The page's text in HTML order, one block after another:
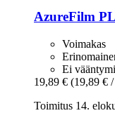
AzureFilm
Voimakas
Ei
19,89 € (19,89 €
Toimitus 14.